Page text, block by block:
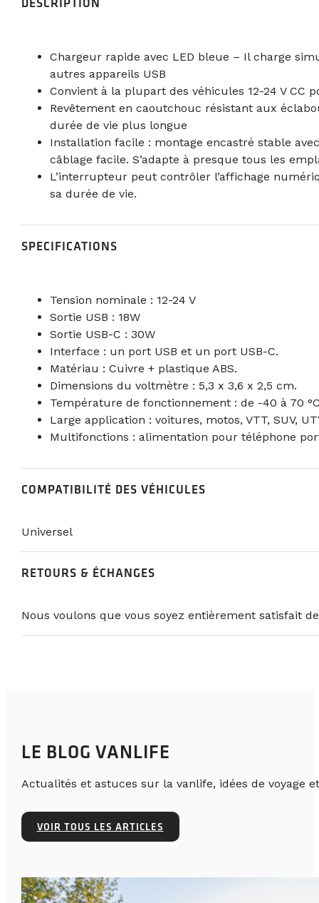
Chargeur rapide avec LED bleue – Il charge
autres appareils USB
Convient à la plupart des véhicules 12-24 V
Revêtement en caoutchouc résistant aux
durée de vie plus longue
Installation facile : montage encastré stable
câblage facile. S’adapte à presque tous les
L’interrupteur peut contrôler l’affichage
sa durée de vie.
SPECIFICATIONS
Tension nominale : 12-24 V
Sortie USB : 18W
Sortie USB-C : 30W
Interface : un port USB et un port USB-C.
Matériau : Cuivre + plastique ABS.
Dimensions du voltmètre : 5,3 x 3,6 x 2,5 cm.
Température de fonctionnement : de -40 à 70
Large application : voitures, motos, VTT, SUV,
Multifonctions : alimentation pour téléphone
COMPATIBILITÉ DES VÉHICULES
Universel
RETOURS & ÉCHANGES
Nous voulons que vous soyez entièrement satisfait
LE BLOG VANLIFE
Actualités et astuces sur la vanlife, idées de voyage
VOIR TOUS LES ARTICLES